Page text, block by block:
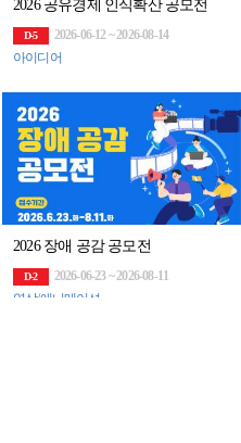
2026 공유경제 인식확산 공모전
D-5
2026-06-12 ~ 2026-08-14
아이디어
2026 장애 공감 공모전
D-2
2026-06-23 ~ 2026-08-11
영상/애니메이션